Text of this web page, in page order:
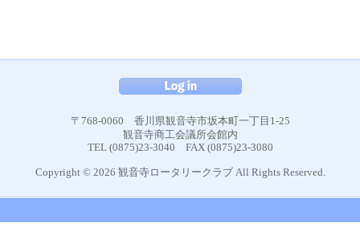
〒768-0060 香川県観音寺市坂本町一丁目1-25
観音寺商工会議所会館内
TEL (0875)23-3040 FAX (0875)23-3080
Copyright © 2026 観音寺ロータリークラブ All Rights Reserved.